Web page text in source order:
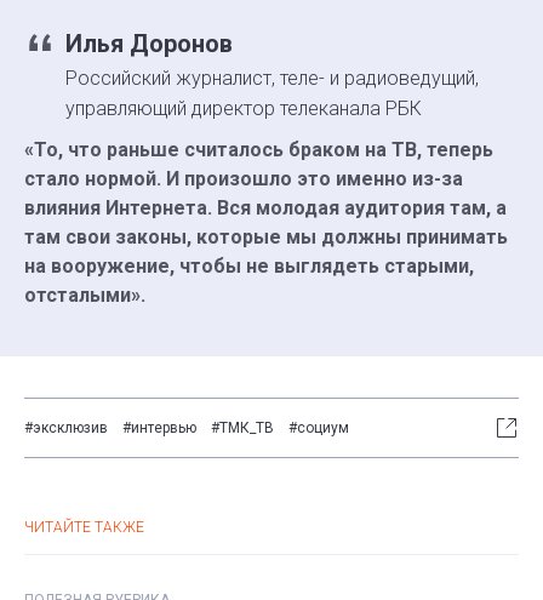
Илья Доронов
Российский журналист, теле- и радиоведущий,
управляющий директор телеканала РБК
«‎То, что раньше считалось браком на ТВ, теперь
стало нормой. И произошло это именно из-за
влияния Интернета. Вся молодая аудитория там, а
там свои законы, которые мы должны принимать
на вооружение, чтобы не выглядеть старыми,
отсталыми»‎.
#эксклюзив #интервью #ТМК_ТВ #социум
ЧИТАЙТЕ ТАКЖЕ